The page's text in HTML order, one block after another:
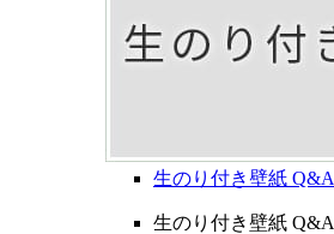
生のり付き壁紙 Q&A
生のり付き壁紙 Q&A